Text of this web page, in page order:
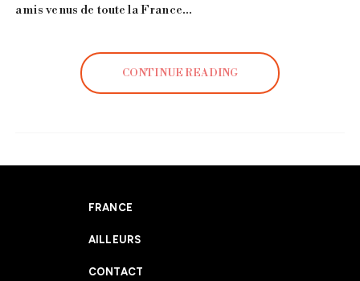
amis venus de toute la France…
CONTINUE READING
FRANCE
AILLEURS
CONTACT